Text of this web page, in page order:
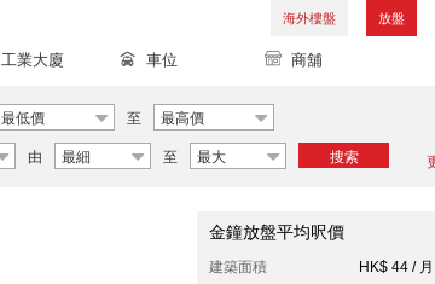
海外樓盤 放盤
工業大廈 車位 商舖
最低價 至 最高價
由 最細 至 最大 搜索
金鐘放盤平均呎價
建築面積
HK$ 44 /